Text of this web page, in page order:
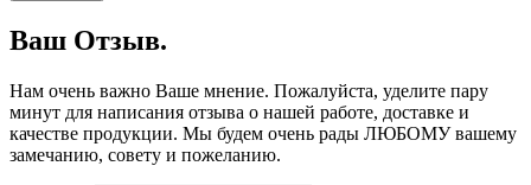
Ваш Отзыв.
Нам очень важно Ваше мнение. Пожалуйста, уделите пару
минут для написания отзыва о нашей работе, доставке и
качестве продукции. Мы будем очень рады ЛЮБОМУ вашему
замечанию, совету и пожеланию.